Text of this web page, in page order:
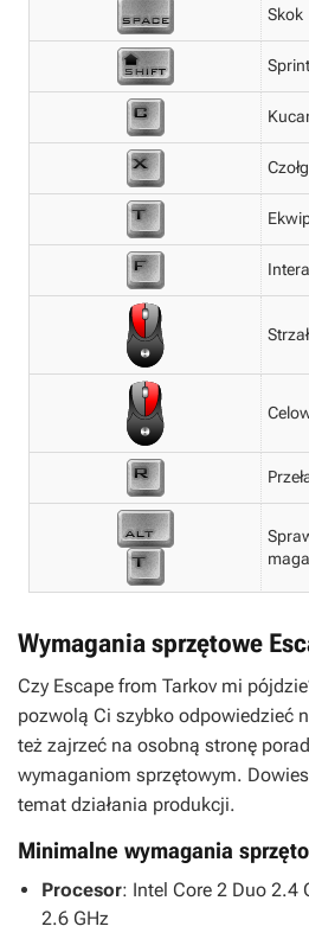
Skok
Sprint
Strzał
Wymagania sprzętowe
Czy Escape from Tarkov mi
pozwolą Ci szybko odpowiedzieć
też zajrzeć na osobną stronę
wymaganiom sprzętowym.
temat działania produkcji.
Minimalne wymagania
Procesor: Intel Core 2 Duo 2.4
2.6 GHz